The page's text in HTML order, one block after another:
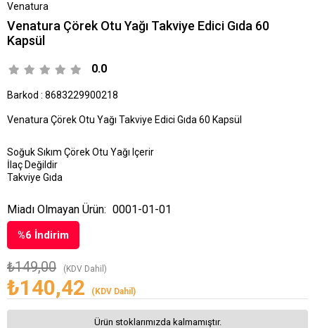
Venatura
Venatura Çörek Otu Yağı Takviye Edici Gıda 60
Kapsül
0.0
Barkod : 8683229900218
Venatura Çörek Otu Yağı Takviye Edici Gıda 60 Kapsül
Soğuk Sıkım Çörek Otu Yağı Içerir
İlaç Değildir
Takviye Gıda
%6 İndirim
₺149,00 (KDV Dahil)
₺140,42 (KDV Dahil)
Miadı Olmayan Ürün: 0001-01-01
Ürün stoklarımızda kalmamıştır.